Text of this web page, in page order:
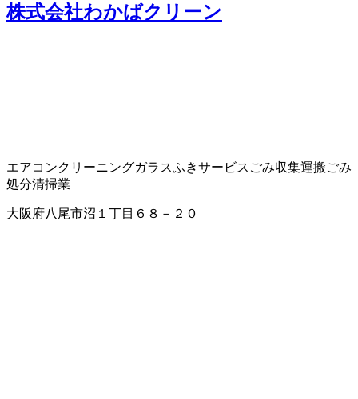
株式会社わかばクリーン
エアコンクリーニングガラスふきサービス ごみ収集運搬ごみ
処分清掃業
大阪府八尾市沼１丁目６８－２０